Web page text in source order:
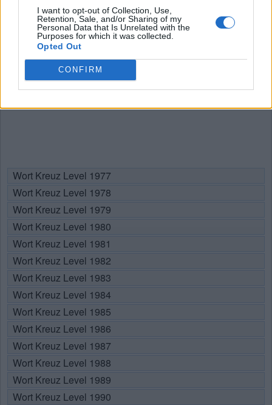
I want to opt-out of Collection, Use,
Retention, Sale, and/or Sharing of my
Personal Data that Is Unrelated with the
Purposes for which it was collected.
Opted Out
CONFIRM
Wort Kreuz Level 1977
Wort Kreuz Level 1978
Wort Kreuz Level 1979
Wort Kreuz Level 1980
Wort Kreuz Level 1981
Wort Kreuz Level 1982
Wort Kreuz Level 1983
Wort Kreuz Level 1984
Wort Kreuz Level 1985
Wort Kreuz Level 1986
Wort Kreuz Level 1987
Wort Kreuz Level 1988
Wort Kreuz Level 1989
Wort Kreuz Level 1990